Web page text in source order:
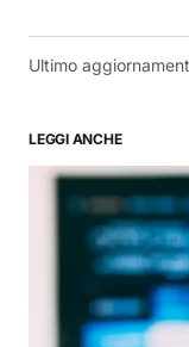
Ultimo
LEGGI ANCHE